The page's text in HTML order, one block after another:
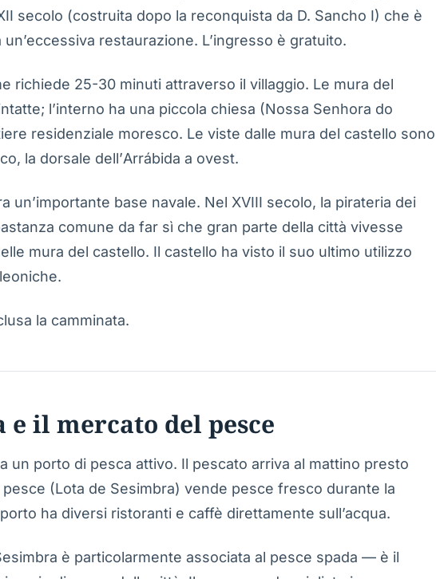
secolo (costruita dopo la reconquista da D. Sancho I) che è
restaurazione. L’ingresso è gratuito.
richiede 25-30 minuti attraverso il villaggio. Le mura del
l’interno ha una piccola chiesa (Nossa Senhora do
residenziale moresco. Le viste dalle mura del castello sono
la dorsale dell’Arrábida a ovest.
un’importante base navale. Nel XVIII secolo, la pirateria dei
comune da far sì che gran parte della città vivesse
mura del castello. Il castello ha visto il suo ultimo utilizzo
la camminata.
il mercato del pesce
un porto di pesca attivo. Il pescato arriva al mattino presto
(Lota de Sesimbra) vende pesce fresco durante la
ha diversi ristoranti e caffè direttamente sull’acqua.
è particolarmente associata al pesce spada — è il